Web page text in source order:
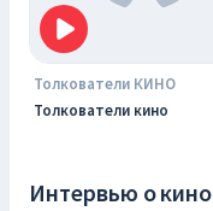
Толкователи КИНО
Толкователи кино
Интервью о кино